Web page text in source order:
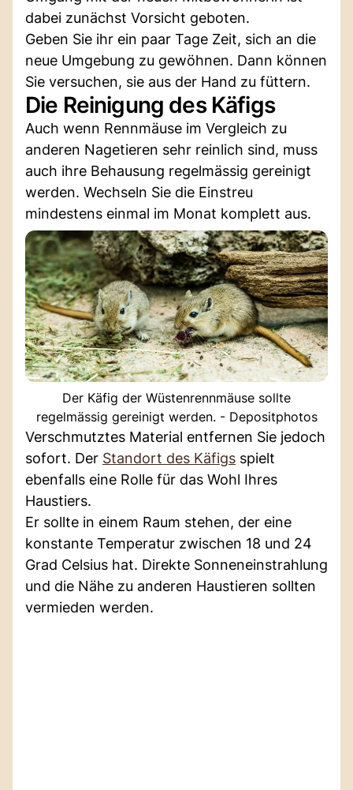
dabei zunächst Vorsicht geboten.
Geben Sie ihr ein paar Tage Zeit, sich an die
neue Umgebung zu gewöhnen. Dann können
Sie versuchen, sie aus der Hand zu füttern.
Die Reinigung des Käfigs
Auch wenn Rennmäuse im Vergleich zu
anderen Nagetieren sehr reinlich sind, muss
auch ihre Behausung regelmässig gereinigt
werden. Wechseln Sie die Einstreu
mindestens einmal im Monat komplett aus.
Der Käfig der Wüstenrennmäuse sollte
regelmässig gereinigt werden. - Depositphotos
Verschmutztes Material entfernen Sie jedoch
sofort. Der Standort des Käfigs spielt
ebenfalls eine Rolle für das Wohl Ihres
Haustiers.
Er sollte in einem Raum stehen, der eine
konstante Temperatur zwischen 18 und 24
Grad Celsius hat. Direkte Sonneneinstrahlung
und die Nähe zu anderen Haustieren sollten
vermieden werden.